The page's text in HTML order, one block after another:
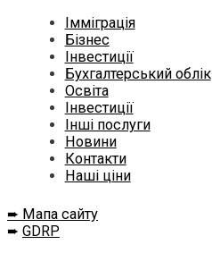
Імміграція
Бізнес
Інвестиції
Бухгалтерський облік
Освіта
Інвестиції
Інші послуги
Новини
Контакти
Нашi цiни
➨ Мапа сайту
➨ GDRP